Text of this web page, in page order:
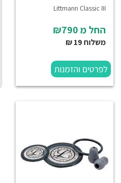
Littmann Classic III
החל מ
משלוח 19 ₪
לפרטים והזמנות